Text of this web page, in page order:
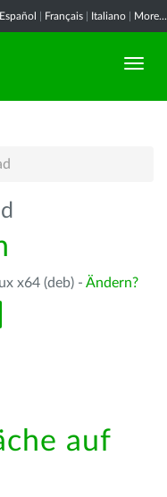
Español Français Italiano More...
x64 (deb) - Ändern?
auf